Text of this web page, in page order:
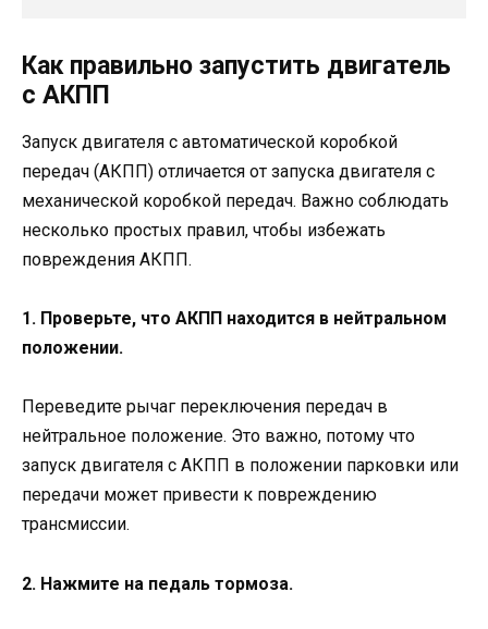
Как правильно запустить двигатель
с АКПП
Запуск двигателя с автоматической коробкой
передач (АКПП) отличается от запуска двигателя с
механической коробкой передач. Важно соблюдать
несколько простых правил, чтобы избежать
повреждения АКПП.
1. Проверьте, что АКПП находится в нейтральном
положении.
Переведите рычаг переключения передач в
нейтральное положение. Это важно, потому что
запуск двигателя с АКПП в положении парковки или
передачи может привести к повреждению
трансмиссии.
2. Нажмите на педаль тормоза.